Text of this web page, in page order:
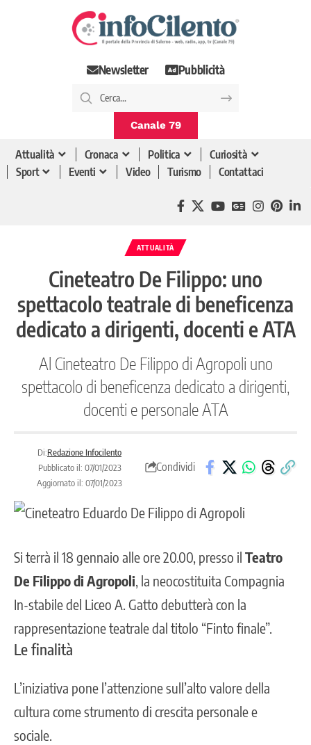
Newsletter Pubblicità
Canale 79
Attualità Cronaca Politica
Curiosità
Sport
Eventi Video Turismo Contattaci
ATTUALITÀ
Cineteatro De Filippo: uno
spettacolo teatrale di beneficenza
dedicato a dirigenti, docenti e ATA
Al Cineteatro De Filippo di Agropoli uno
spettacolo di beneficenza dedicato a dirigenti,
docenti e personale ATA
Di:Redazione Infocilento
Pubblicato il: 07/01/2023
Aggiornato il: 07/01/2023
Condividi
Si terrà il 18 gennaio alle ore 20.00, presso il Teatro
De Filippo di Agropoli , la neocostituita Compagnia
In-stabile del Liceo A. Gatto debutterà con la
rappresentazione teatrale dal titolo “Finto finale”.
Le finalità
L’iniziativa pone l’attenzione sull’alto valore della
cultura come strumento di crescita personale e
sociale.